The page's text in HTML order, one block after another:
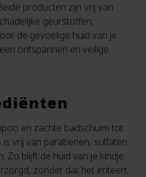
producten zijn vrij van
geurstoffen,
de gevoelige huid van je
ontspannen en veilige
en zachte badschuim tot
vrij van parabenen, sulfaten
Zo blijft de huid van je kindje
zonder dat het irriteert.